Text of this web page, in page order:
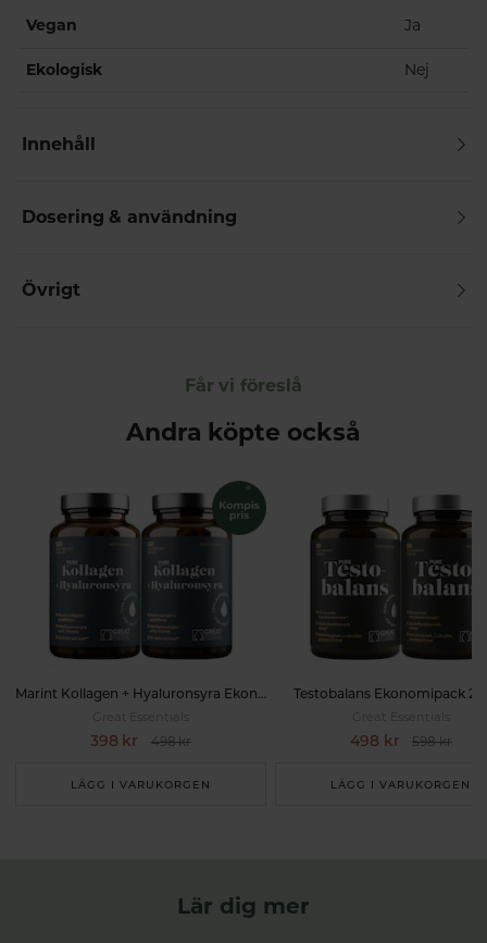
Vegan Ja
Ekologisk Nej
Innehåll
Dosering & användning
Övrigt
Får vi föreslå
Andra köpte också
Marint Kollagen + Hyaluronsyra Ekonomipack 2x120k
Great Essentials
398 kr 498 kr
LÄGG I VARUKORGEN
Testobalans Ekonomipack
Great Essentials
498 kr 598 kr
LÄGG I VARUKORGEN
Lär dig mer